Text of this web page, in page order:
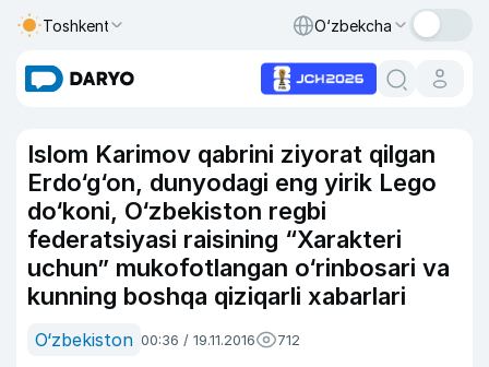
Toshkent O‘zbekcha
Islom Karimov qabrini ziyorat qilgan
Erdo‘g‘on, dunyodagi eng yirik Lego
do‘koni, O‘zbekiston regbi
federatsiyasi raisining “Xarakteri
uchun” mukofotlangan o‘rinbosari va
kunning boshqa qiziqarli xabarlari
O‘zbekiston 00:36 / 19.11.2016 712